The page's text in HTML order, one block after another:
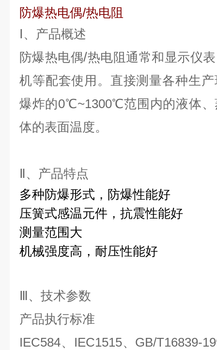
防爆热电偶/热电阻
Ⅰ、产品概述
防爆热电偶/热电阻 通常和显示仪
机等配套使用。直接测量各种生
爆炸的0℃~1300℃范围内的液体
体的表面温度。
Ⅱ、产品特点
多种防爆形式，防爆性能好
压簧式感温元件，抗震性能好
测量范围大
机械强度高，耐压性能好
Ⅲ、技术参数
产品执行标准
IEC584、 IEC1515、 GB/T16839-